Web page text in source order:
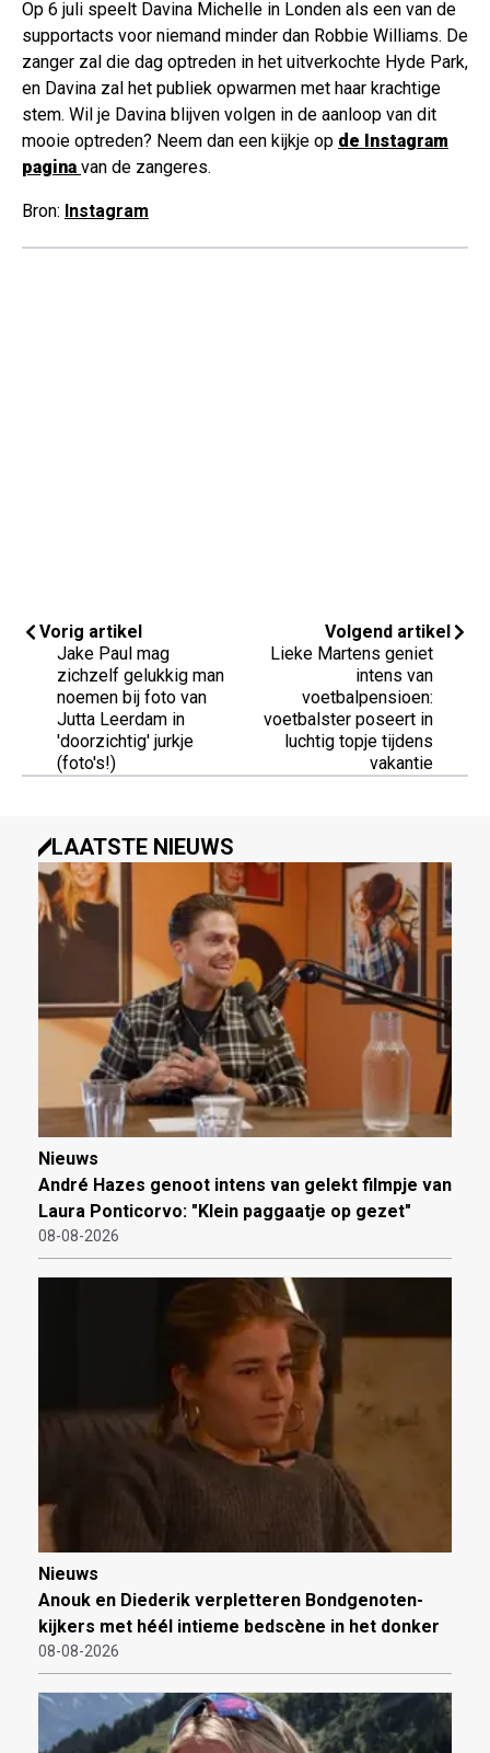
Op 6 juli speelt Davina Michelle in Londen als een van de
supportacts voor niemand minder dan Robbie Williams. De
zanger zal die dag optreden in het uitverkochte Hyde Park,
en Davina zal het publiek opwarmen met haar krachtige
stem. Wil je Davina blijven volgen in de aanloop van dit
mooie optreden? Neem dan een kijkje op de Instagram
pagina van de zangeres.
Bron: Instagram
Vorig artikel
Jake Paul mag
zichzelf gelukkig man
noemen bij foto van
Jutta Leerdam in
'doorzichtig' jurkje
(foto's!)
Volgend artikel
Lieke Martens geniet
intens van
voetbalpensioen:
voetbalster poseert in
luchtig topje tijdens
vakantie
LAATSTE NIEUWS
Nieuws
André Hazes genoot intens van gelekt filmpje van
Laura Ponticorvo: "Klein paggaatje op gezet"
08-08-2026
Nieuws
Anouk en Diederik verpletteren Bondgenoten-
kijkers met héél intieme bedscène in het donker
08-08-2026